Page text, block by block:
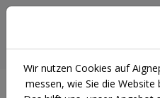
Wir nutzen Cookies auf
messen, wie Sie die